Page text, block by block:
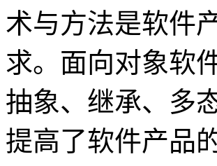
术与方法是软件
求。面向对象软
抽象、继承、多
提高了软件产品